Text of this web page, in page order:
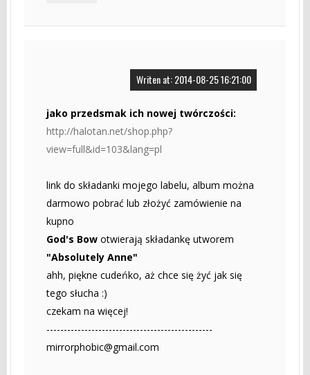
Writen at: 2014-08-25 16:21:00
jako przedsmak ich nowej twórczości:
http://halotan.net/shop.php?
view=full&id=103&lang=pl
link do składanki mojego labelu, album można
darmowo pobrać lub złożyć zamówienie na
kupno
God's Bow otwierają składankę utworem
"Absolutely Anne"
ahh, piękne cudeńko, aż chce się żyć jak się
tego słucha :)
czekam na więcej!
------------------------------------------------
mirrorphobic@gmail.com